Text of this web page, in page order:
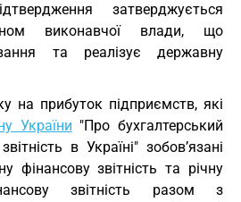
затверджується
виконавчої влади, що
та реалізує державну
на прибуток підприємств, які
України "Про бухгалтерський
в Україні" зобов’язані
фінансову звітність та річну
звітність разом з